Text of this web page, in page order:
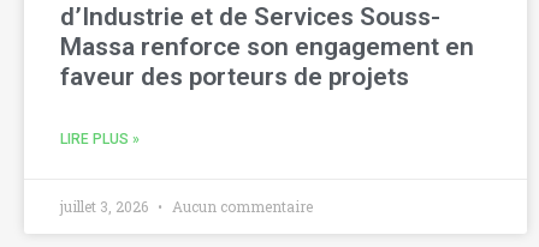
d’Industrie et de Services Souss-
Massa renforce son engagement en
faveur des porteurs de projets
LIRE PLUS »
juillet 3, 2026 Aucun commentaire